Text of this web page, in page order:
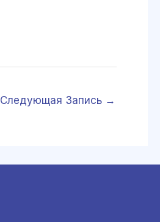
Следующая Запись →